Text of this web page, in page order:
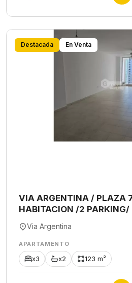
Destacada En Venta
VIA ARGENTINA / PLAZA
HABITACION /2 PARKING/
Via Argentina
APARTAMENTO
x3 x2 123 m²